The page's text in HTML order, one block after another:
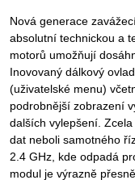
Nová generace
absolutní technickou a
motorů umožňují
Inovovaný dálkový
(uživatelské menu)
podrobnější zobrazení
dalších vylepšení.
dat neboli samotného
2.4 GHz, kde odpadá
modul je výrazně